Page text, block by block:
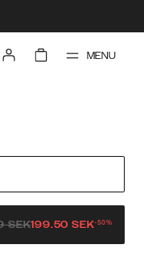
MENU
SEK199.50 SEK-50%